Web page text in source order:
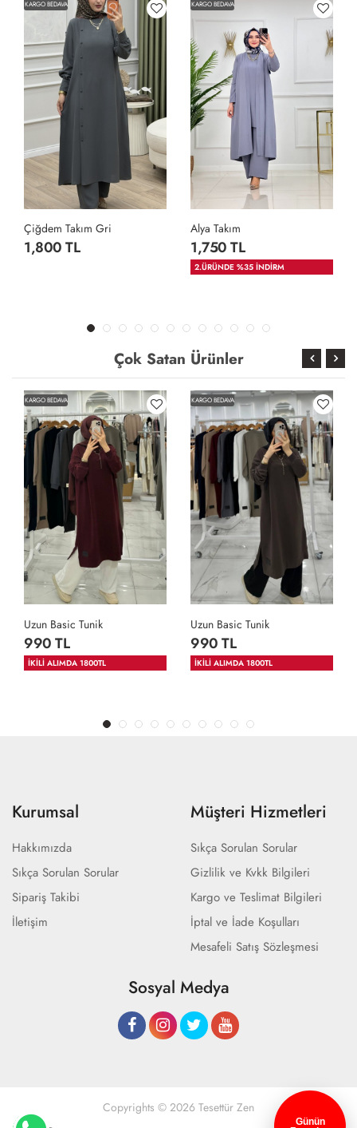
KARGO BEDAVA
Çiğdem Takım Gri
1,800 TL
KARGO BEDAVA
Alya Takım
1,750 TL
2.ÜRÜNDE %35 İNDİRM
Çok Satan Ürünler
KARGO BEDAVA
Uzun Basic Tunik
990 TL
İKİLİ ALIMDA 1800TL
KARGO BEDAVA
Uzun Basic Tunik
990 TL
İKİLİ ALIMDA 1800TL
Kurumsal
Hakkımızda
Sıkça Sorulan Sorular
Sipariş Takibi
İletişim
Müşteri Hizmetleri
Sıkça Sorulan Sorular
Gizlilik ve Kvkk Bilgileri
Kargo ve Teslimat Bilgileri
İptal ve İade Koşulları
Mesafeli Satış Sözleşmesi
Sosyal Medya
Copyrights © 2026 Tesettür Zen
Günün